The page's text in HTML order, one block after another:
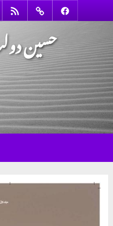
Facebook
Contact
RSS
حسین